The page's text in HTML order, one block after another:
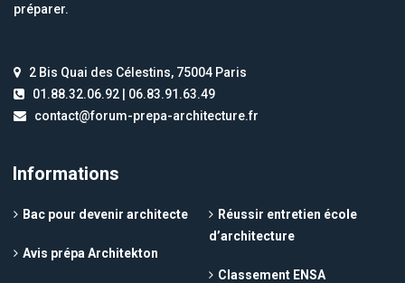
préparer.
2 Bis Quai des Célestins, 75004 Paris
01.88.32.06.92 | 06.83.91.63.49
contact@forum-prepa-architecture.fr
Informations
Bac pour devenir architecte
Avis prépa Architekton
Réussir entretien école
d’architecture
Classement ENSA